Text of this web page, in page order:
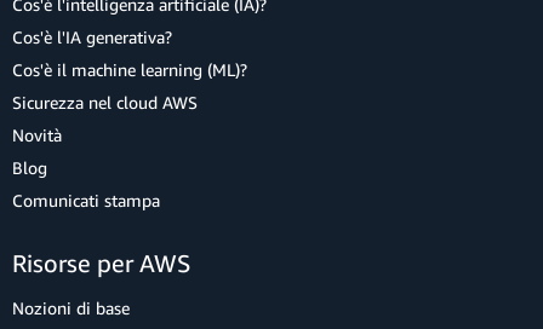
Cos'è l'intelligenza artificiale (IA)?
Cos'è l'IA generativa?
Cos'è il machine learning (ML)?
Sicurezza nel cloud AWS
Novità
Blog
Comunicati stampa
Risorse per AWS
Nozioni di base